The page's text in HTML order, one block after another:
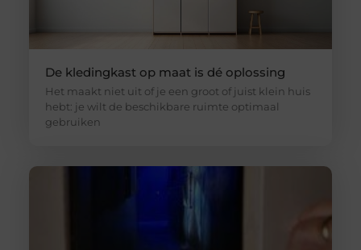
De kledingkast op maat is dé oplossing
Het maakt niet uit of je een groot of juist klein huis
hebt: je wilt de beschikbare ruimte optimaal
gebruiken